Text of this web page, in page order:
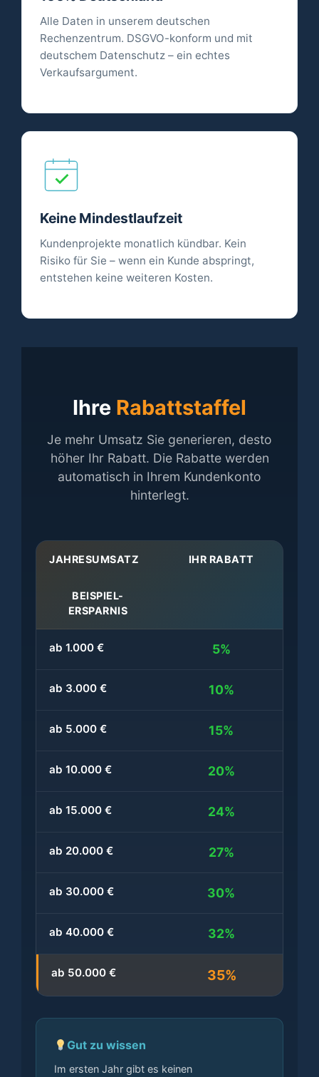
Alle Daten in unserem deutschen
Rechenzentrum. DSGVO-konform und mit
deutschem Datenschutz – ein echtes
Verkaufsargument.
Keine Mindestlaufzeit
Kundenprojekte monatlich kündbar. Kein
Risiko für Sie – wenn ein Kunde abspringt,
entstehen keine weiteren Kosten.
Ihre Rabattstaffel
Je mehr Umsatz Sie generieren, desto
höher Ihr Rabatt. Die Rabatte werden
automatisch in Ihrem Kundenkonto
hinterlegt.
JAHRESUMSATZ IHR RABATT
BEISPIEL-
ERSPARNIS
ab 1.000 € 5%
ab 3.000 € 10%
ab 5.000 € 15%
ab 10.000 € 20%
ab 15.000 € 24%
ab 20.000 € 27%
ab 30.000 € 30%
ab 40.000 € 32%
ab 50.000 € 35%
Gut zu wissen
Im ersten Jahr gibt es keinen